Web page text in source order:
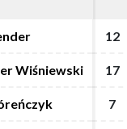
12
Wiśniewski 17
7
12
Wiśniewski 17
7